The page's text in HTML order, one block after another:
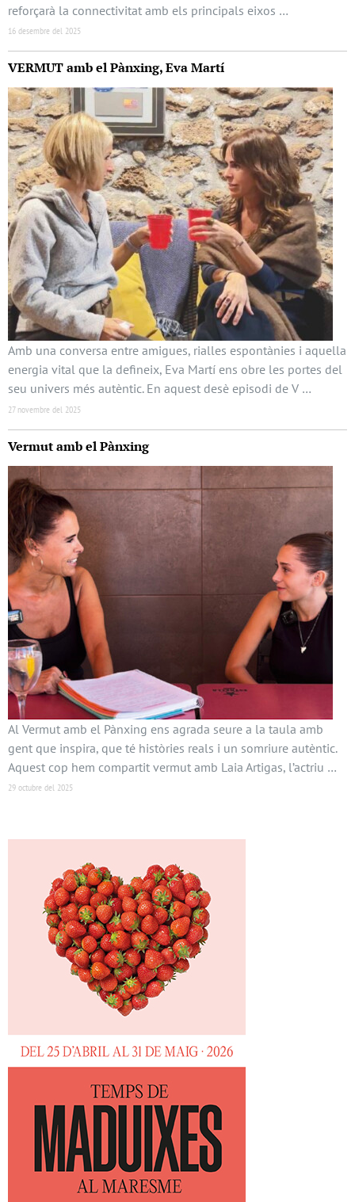
reforçarà la connectivitat amb els principals eixos …
16 desembre del 2025
VERMUT amb el Pànxing, Eva Martí
Amb una conversa entre amigues, rialles espontànies i aquella
energia vital que la defineix, Eva Martí ens obre les portes del
seu univers més autèntic. En aquest desè episodi de V …
27 novembre del 2025
Vermut amb el Pànxing
Al Vermut amb el Pànxing ens agrada seure a la taula amb
gent que inspira, que té històries reals i un somriure autèntic.
Aquest cop hem compartit vermut amb Laia Artigas, l’actriu …
29 octubre del 2025